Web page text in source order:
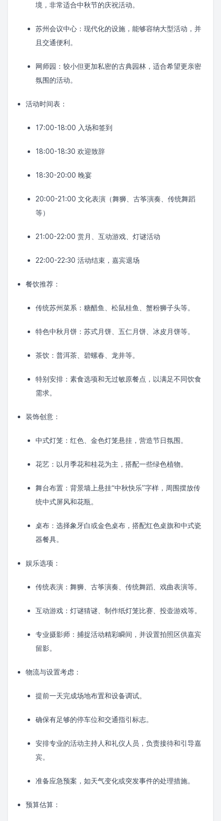
境，非常适合中秋节的庆祝活动。
苏州会议中心：现代化的设施，能够容纳大型活动，并
且交通便利。
网师园：较小但更加私密的古典园林，适合希望更亲密
氛围的活动。
活动时间表：
17:00-18:00 入场和签到
18:00-18:30 欢迎致辞
18:30-20:00 晚宴
20:00-21:00 文化表演（舞狮、古筝演奏、传统舞蹈
等）
21:00-22:00 赏月、互动游戏、灯谜活动
22:00-22:30 活动结束，嘉宾退场
餐饮推荐：
传统苏州菜系：糖醋鱼、松鼠桂鱼、蟹粉狮子头等。
特色中秋月饼：苏式月饼、五仁月饼、冰皮月饼等。
茶饮：普洱茶、碧螺春、龙井等。
特别安排：素食选项和无过敏原餐点，以满足不同饮食
需求。
装饰创意：
中式灯笼：红色、金色灯笼悬挂，营造节日氛围。
花艺：以月季花和桂花为主，搭配一些绿色植物。
舞台布置：背景墙上悬挂“中秋快乐”字样，周围摆放传
统中式屏风和花瓶。
桌布：选择象牙白或金色桌布，搭配红色桌旗和中式瓷
器餐具。
娱乐选项：
传统表演：舞狮、古筝演奏、传统舞蹈、戏曲表演等。
互动游戏：灯谜猜谜、制作纸灯笼比赛、投壶游戏等。
专业摄影师：捕捉活动精彩瞬间，并设置拍照区供嘉宾
留影。
物流与设置考虑：
提前一天完成场地布置和设备调试。
确保有足够的停车位和交通指引标志。
安排专业的活动主持人和礼仪人员，负责接待和引导嘉
宾。
准备应急预案，如天气变化或突发事件的处理措施。
预算估算：